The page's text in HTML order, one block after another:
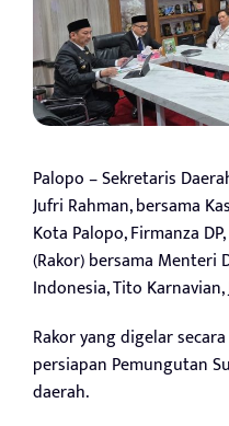
Palopo – Sekretaris
Jufri Rahman, bersama
Kota Palopo, Firmanza
(Rakor) bersama Menteri
Indonesia, Tito Karnavian,
Rakor yang digelar
persiapan Pemungutan
daerah.